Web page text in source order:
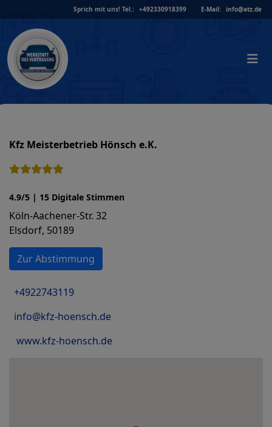
to
content
Sprich mit uns! Tel.: +492330918399 E-Mail: info@atz.de
Kfz Meisterbetrieb Hönsch e.K.
4.9/5 | 15 Digitale Stimmen
Köln-Aachener-Str. 32
Elsdorf, 50189
Zur Abstimmung
+4922743119
info@kfz-hoensch.de
www.kfz-hoensch.de